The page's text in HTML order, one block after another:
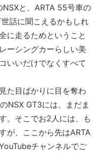
と、ARTA 55号車の
話に聞こえるかもしれ
に走るためということ
ーシングカーらしい美
いいだけでなくすべて
た目ばかりに目を奪わ
NSX GT3には、まだま
。そこでお2人には、も
が、ここから先はARTA
チャンネルでご